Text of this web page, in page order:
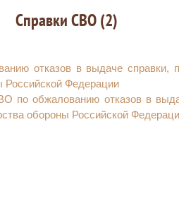
Справки СВО (2)
отказов в выдаче справки,
Российской Федерации
по обжалованию отказов в
обороны Российской